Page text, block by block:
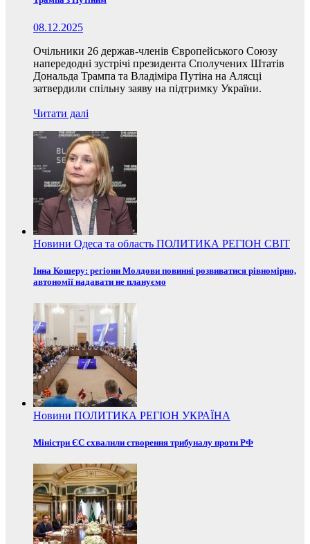
08.12.2025
Очільники 26 держав-членів Європейського Союзу
напередодні зустрічі президента Сполучених Штатів
Дональда Трампа та Владіміра Путіна на Алясці
затвердили спільну заяву на підтримку України.
Читати далі
Новини Одеса та область ПОЛИТИКА РЕГІОН СВІТ
Інна Кошеру: регіони Молдови повинні розвиватися рівномірно,
автономії надавати не плануємо
Новини ПОЛИТИКА РЕГІОН УКРАЇНА
Міністри ЄС схвалили створення трибуналу проти РФ